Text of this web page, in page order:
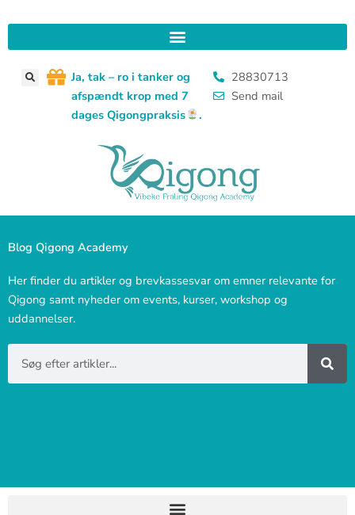
til
indholdet
Ja, tak – ro i tanker og
afspændt krop med 7
dages Qigongpraksis
.
28830713
Send mail
Blog Qigong Academy
Her finder du artikler og brevkassesvar om emner relevante for
Qigong samt nyheder om events, kurser, workshop og
uddannelser.